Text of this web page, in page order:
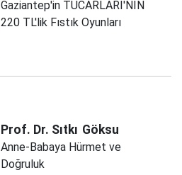
Gaziantep'in TÜCARLARI'NIN
220 TL'lik Fıstık Oyunları
Prof. Dr. Sıtkı Göksu
Anne-Babaya Hürmet ve
Doğruluk